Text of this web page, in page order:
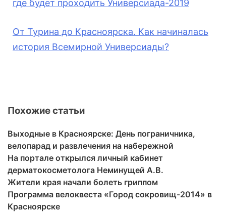
где будет проходить Универсиада-2019
От Турина до Красноярска. Как начиналась
история Всемирной Универсиады?
Похожие статьи
Выходные в Красноярске: День пограничника,
велопарад и развлечения на набережной
На портале открылся личный кабинет
дерматокосметолога Неминущей А.В.
Жители края начали болеть гриппом
Программа велоквеста «Город сокровищ-2014» в
Красноярске